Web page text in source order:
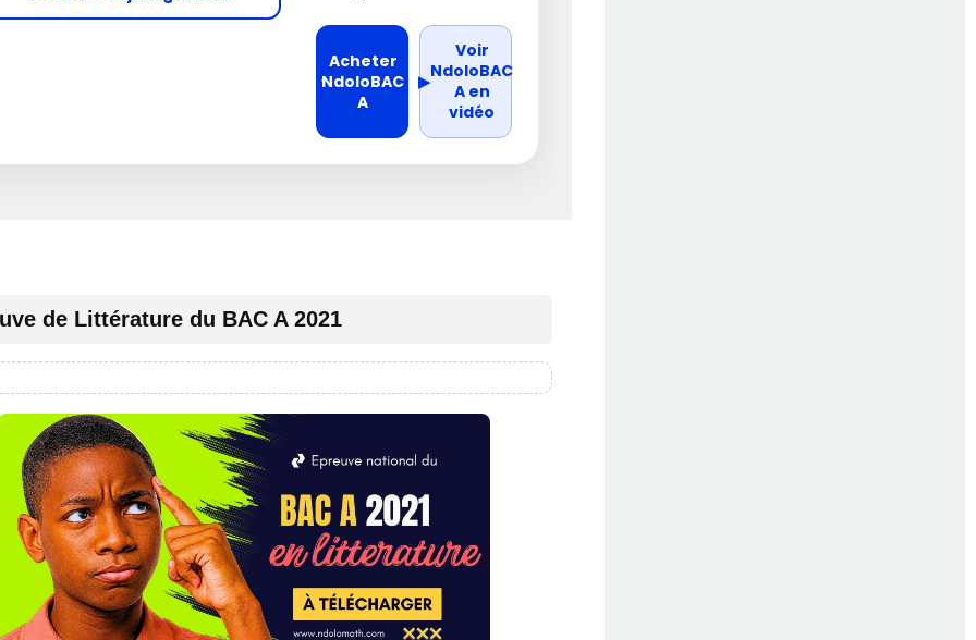
Acheter
NdoloBAC
A
▶
Voir
NdoloBAC
A en
vidéo
de Littérature du BAC A 2021